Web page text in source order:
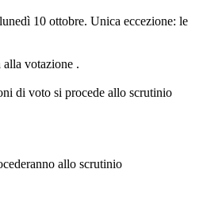
10 ottobre. Unica eccezione: le
alla votazione .
di voto si procede allo scrutinio
allo scrutinio